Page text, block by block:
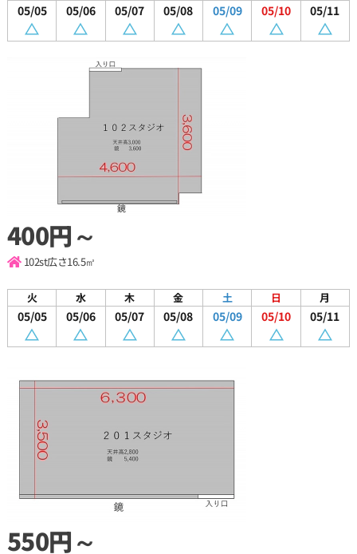
05/05 05/06 05/07 05/08 05/09 05/10 05/11
400円～
102st広さ16.5㎡
火
05/05
水
05/06
木
05/07
金
05/08
土
05/09
日
05/10
月
05/11
550円～